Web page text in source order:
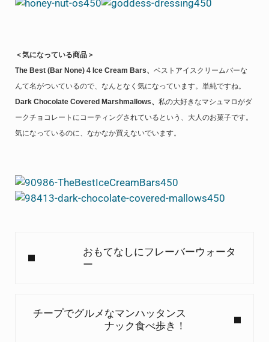
＜気になっている商品＞
The Best (Bar None) 4 Ice Cream Bars、 ベストアイスクリームバーな
んて名がついているので、なんとなく気になっています。単純ですね。
Dark Chocolate Covered Marshmallows、 私の大好きなマシュマロがダ
ークチョコレートにコーティングされているという、大人のお菓子です。
気になっているのに、なかなか買えないでいます。
おもてなしにフレーバーウォータ
ー
チープでグルメなマンハッタンス
ナック食べ歩き！